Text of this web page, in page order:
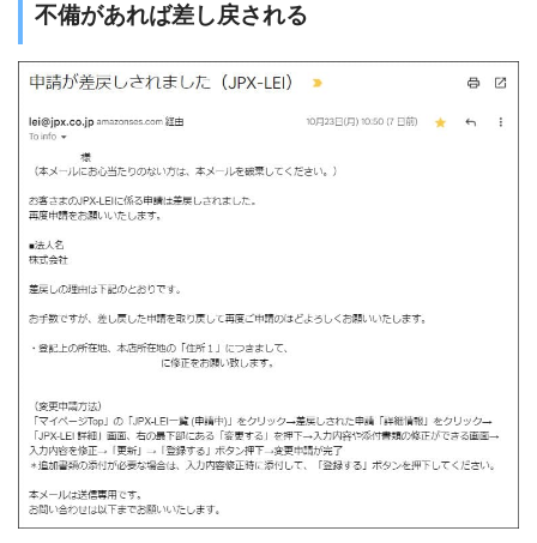
不備があれば差し戻される